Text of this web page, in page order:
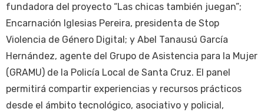
fundadora del proyecto “Las chicas también juegan”;
Encarnación Iglesias Pereira, presidenta de Stop
Violencia de Género Digital; y Abel Tanausú García
Hernández, agente del Grupo de Asistencia para la Mujer
(GRAMU) de la Policía Local de Santa Cruz. El panel
permitirá compartir experiencias y recursos prácticos
desde el ámbito tecnológico, asociativo y policial,